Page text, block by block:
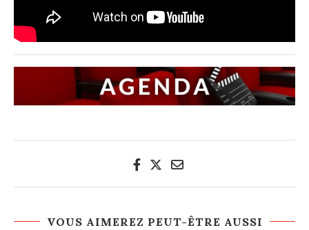
VOUS AIMEREZ PEUT-ÊTRE AUSSI